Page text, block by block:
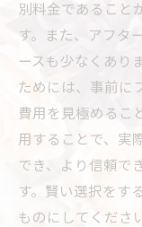
別料金であること
す。また、アフタ
ースも少なくあり
ためには、事前に
費用を見極めるこ
用することで、実
でき、より信頼で
す。賢い選択をす
ものにしてくださ